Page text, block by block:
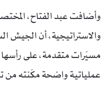
وأضافت عبد الفتاح،
والاستراتيجية، أن الجيش
عملياتية واضحة مكّنته